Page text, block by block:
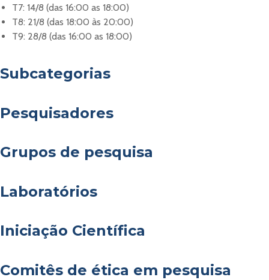
T7: 14/8 (das 16:00 as 18:00)
T8: 21/8 (das 18:00 às 20:00)
T9: 28/8 (das 16:00 as 18:00)
Subcategorias
Pesquisadores
Grupos de pesquisa
Laboratórios
Iniciação Científica
Comitês de ética em pesquisa